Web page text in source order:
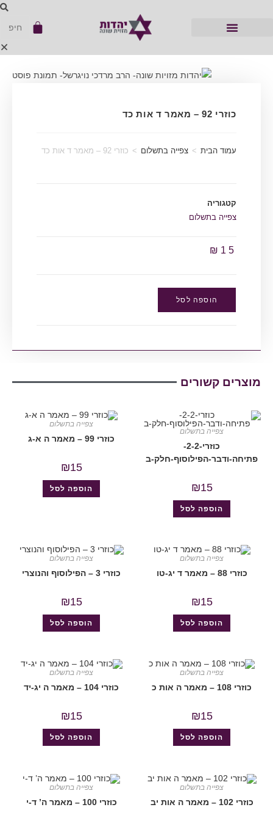
כוזרי 92 – מאמר ד אות כד
עמוד הבית > צפייה בתשלום > כוזרי 92 – מאמר ד אות כד
קטגוריה
צפייה בתשלום
₪ 15
הוספה לסל
מוצרים קשורים
צפייה בתשלום
כוזרי-2-2-
פתיחה-ודבר-הפילוסוף-חלק-ב
₪15
הוספה לסל
צפייה בתשלום
כוזרי 99 – מאמר ה א-ג
₪15
הוספה לסל
צפייה בתשלום
כוזרי 88 – מאמר ד יג-טו
₪15
הוספה לסל
צפייה בתשלום
כוזרי 3 – הפילוסוף והנוצרי
₪15
הוספה לסל
צפייה בתשלום
כוזרי 108 – מאמר ה אות כ
₪15
הוספה לסל
צפייה בתשלום
כוזרי 104 – מאמר ה יג-יד
₪15
הוספה לסל
צפייה בתשלום
כוזרי 102 – מאמר ה אות יב
צפייה בתשלום
כוזרי 100 – מאמר ה’ ד-י